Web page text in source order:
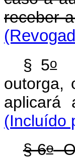
receber
§ 5o
outorga,
(Incluído
§ 6o